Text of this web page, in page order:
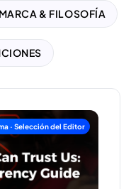
MARCA & FILOSOFÍA